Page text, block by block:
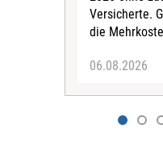
Versicherte.
die
06.08.2026